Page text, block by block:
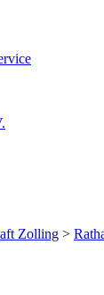
Zolling >